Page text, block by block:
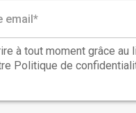
à tout moment grâce au
Politique de